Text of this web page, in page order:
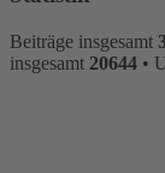
Beiträge insgesamt
insgesamt 20644 •